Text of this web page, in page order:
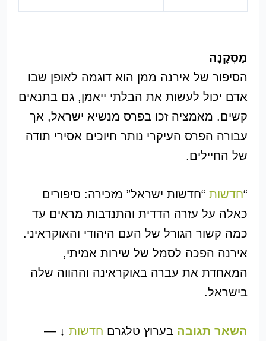
מַסְקָנָה
הסיפור של אירנה ממן הוא דוגמה לאופן שבו
אדם יכול לעשות את הבלתי ייאמן, גם בתנאים
קשים. מאמציה זכו בפרס מנשיא ישראל, אך
עבורה הפרס העיקרי נותר חיוכים אסירי תודה
של החיילים.
“חדשות“חדשות ישראל” מזכירה: סיפורים
כאלה על עזרה הדדית והתנדבות מראים עד
כמה קשור הגורל של העם היהודי והאוקראיני.
אירנה הפכה לסמל של שירות אמיתי,
המאחדת את עברה באוקראינה וההווה שלה
בישראל.
השאר תגובה בערוץ טלגרם חדשות↓ —